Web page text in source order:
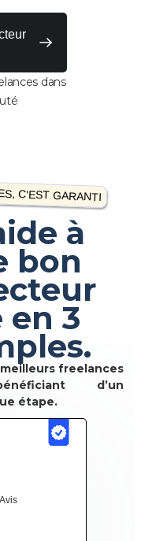
dans
C'EST GARANTI
à
bon
3
freelances
d’un
étape.
Avis